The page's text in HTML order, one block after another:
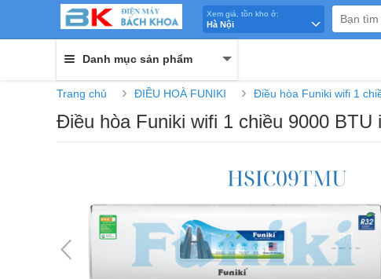
Xem giá, tồn kho ở:
Hà Nội
Danh mục sản phẩm
Trang chủ › ĐIỀU HOÀ FUNIKI › Điều hòa Funiki wifi 1
Điều hòa Funiki wifi 1 chiều 9000 BTU